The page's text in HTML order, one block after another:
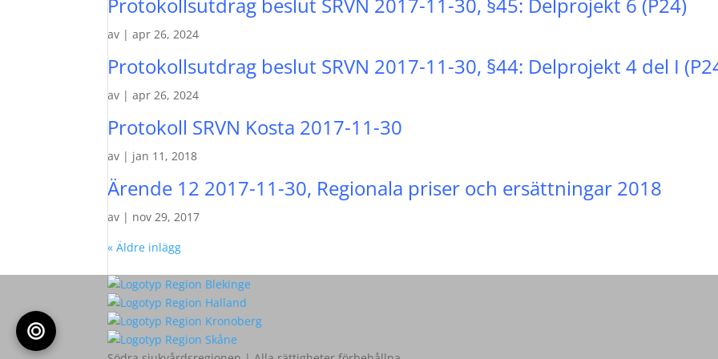
av |apr 26, 2024
Protokollsutdrag beslut SRVN 2017-11-30, §44: Delprojekt 4 del I
av |apr 26, 2024
Protokoll SRVN Kosta 2017-11-30
av | jan 11, 2018
Ärende 12 2017-11-30, Regionala priser och ersättningar 2018
av | nov 29, 2017
« Äldre inlägg